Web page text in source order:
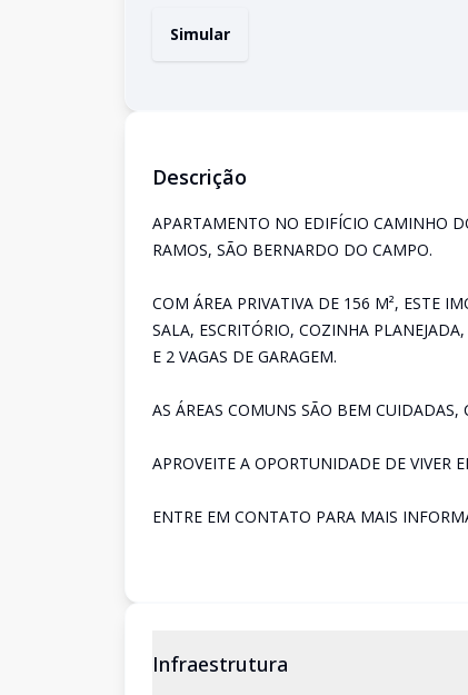
Simular
Descrição
APARTAMENTO NO EDIFÍCIO CAMINHO
RAMOS, SÃO BERNARDO DO CAMPO.
COM ÁREA PRIVATIVA DE 156 M², ESTE
SALA, ESCRITÓRIO, COZINHA
E 2 VAGAS DE GARAGEM.
AS ÁREAS COMUNS SÃO BEM CUIDADAS,
APROVEITE A OPORTUNIDADE DE VIVER
ENTRE EM CONTATO PARA MAIS
Infraestrutura